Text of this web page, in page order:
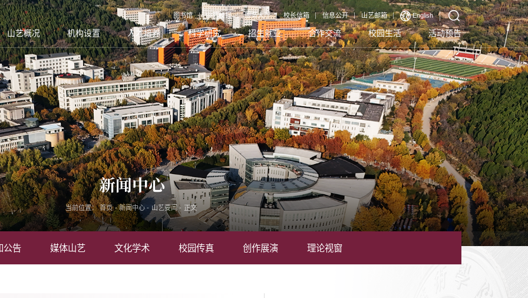
图书馆 山艺校报 服务大厅 校长信箱 信息公开 山艺邮箱 English
山艺概况 机构设置 人才培养 科学研究 招生就业 合作交流 校园生活 活动预告
新闻中心
当前位置： 首页 - 新闻中心 - 山艺要闻 - 正文
公告 媒体山艺 文化学术 校园传真 创作展演 理论视窗